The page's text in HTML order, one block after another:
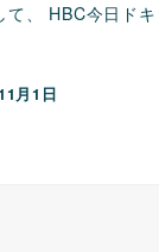
、 HBC今日ドキ
月1日